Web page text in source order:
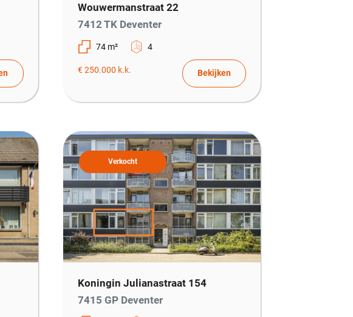
Wouwermanstraat 22
7412 TK Deventer
74 m² 4
€ 250.000 k.k. Bekijken
Verkocht
Koningin Julianastraat 154
7415 GP Deventer